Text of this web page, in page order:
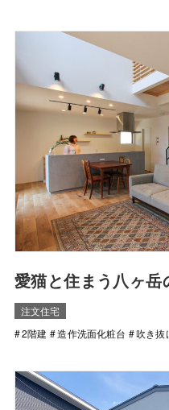
愛猫と住まう八ヶ岳
注文住宅
2階建
造作洗面化粧台 吹き抜